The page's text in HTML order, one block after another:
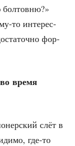
то инте­рес­
фор­
вре­мя
слёт в
где-то